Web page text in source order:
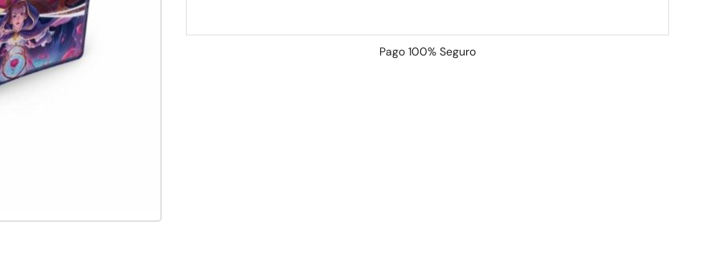
Pago 100% Seguro